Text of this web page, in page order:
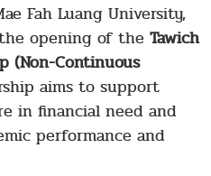
Fah Luang University,
opening of the Tawich
(Non-Continuous
aims to support
in financial need and
performance and